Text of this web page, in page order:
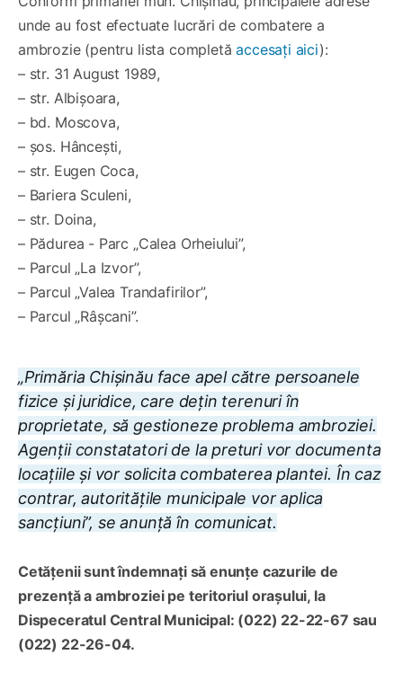
unde au fost efectuate lucrări de combatere a
ambrozie (pentru lista completăaccesați aici):
– str. 31 August 1989,
– str. Albișoara,
– bd. Moscova,
– șos. Hâncești,
– str. Eugen Coca,
– Bariera Sculeni,
– str. Doina,
– Pădurea - Parc „Calea Orheiului”,
– Parcul „La Izvor”,
– Parcul „Valea Trandafirilor”,
– Parcul „Râșcani”.
„Primăria Chișinău face apel către persoanele
fizice și juridice, care dețin terenuri în
proprietate, să gestioneze problema ambroziei.
Agenții constatatori de la preturi vor documenta
locațiile și vor solicita combaterea plantei. În caz
contrar, autoritățile municipale vor aplica
sancțiuni”, se anunță în comunicat.
Cetățenii sunt îndemnați să enunțe cazurile de
prezență a ambroziei pe teritoriul orașului, la
Dispeceratul Central Municipal: (022) 22-22-67 sau
(022) 22-26-04.